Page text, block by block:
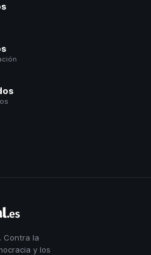
Constitucional
Contra la
y los